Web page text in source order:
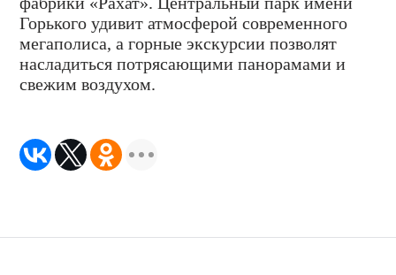
Горького удивит атмосферой современного
мегаполиса, а горные экскурсии позволят
насладиться потрясающими панорамами и
свежим воздухом.